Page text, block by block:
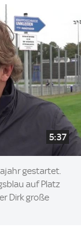
5:37
gestartet.
auf Platz
Dirk große